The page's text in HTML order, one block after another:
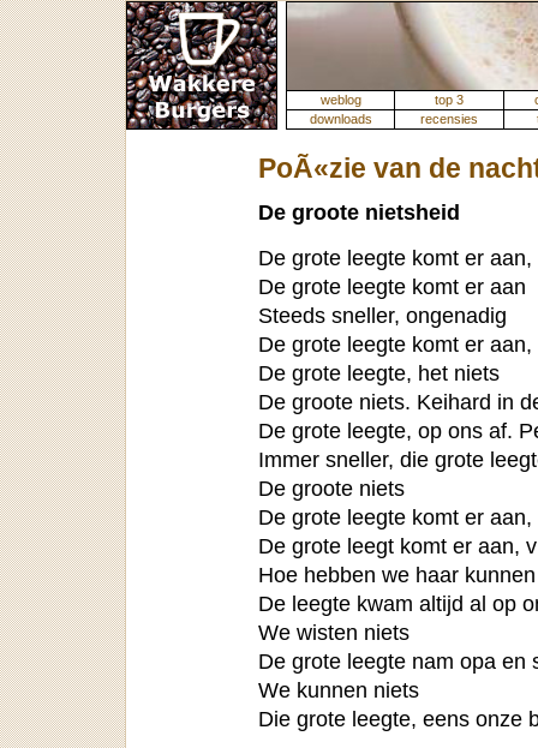
weblog top 3
downloads
recensies
PoÃ«zie van de
De groote nietsheid
De grote leegte komt er
De grote leegte komt er aan
Steeds sneller, ongenadig
De grote leegte komt er
De grote leegte, het niets
De groote niets. Keihard in
De grote leegte, op ons af.
Immer sneller, die grote
De groote niets
De grote leegte komt er
De grote leegt komt er aan,
Hoe hebben we haar
De leegte kwam altijd al op
We wisten niets
De grote leegte nam opa en
We kunnen niets
Die grote leegte, eens onze